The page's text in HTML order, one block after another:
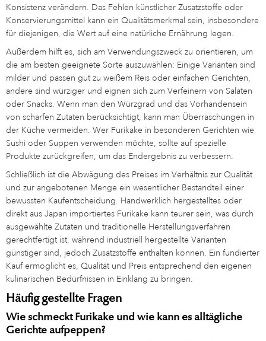
Konsistenz verändern. Das Fehlen künstlicher Zusatzstoffe oder
Konservierungsmittel kann ein Qualitätsmerkmal sein, insbesondere
für diejenigen, die Wert auf eine natürliche Ernährung legen.
Außerdem hilft es, sich am Verwendungszweck zu orientieren, um
die am besten geeignete Sorte auszuwählen: Einige Varianten sind
milder und passen gut zu weißem Reis oder einfachen Gerichten,
andere sind würziger und eignen sich zum Verfeinern von Salaten
oder Snacks. Wenn man den Würzgrad und das Vorhandensein
von scharfen Zutaten berücksichtigt, kann man Überraschungen in
der Küche vermeiden. Wer Furikake in besonderen Gerichten wie
Sushi oder Suppen verwenden möchte, sollte auf spezielle
Produkte zurückgreifen, um das Endergebnis zu verbessern.
Schließlich ist die Abwägung des Preises im Verhältnis zur Qualität
und zur angebotenen Menge ein wesentlicher Bestandteil einer
bewussten Kaufentscheidung. Handwerklich hergestelltes oder
direkt aus Japan importiertes Furikake kann teurer sein, was durch
ausgewählte Zutaten und traditionelle Herstellungsverfahren
gerechtfertigt ist, während industriell hergestellte Varianten
günstiger sind, jedoch Zusatzstoffe enthalten können. Ein fundierter
Kauf ermöglicht es, Qualität und Preis entsprechend den eigenen
kulinarischen Bedürfnissen in Einklang zu bringen.
Häufig gestellte Fragen
Wie schmeckt Furikake und wie kann es alltägliche
Gerichte aufpeppen?